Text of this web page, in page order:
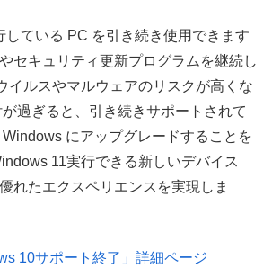
している PC を引き続き使用できます
セキュリティ更新プログラムを継続し
イルスやマルウェアのリスクが高くな
過ぎると、引き続きサポートされて
にアップグレードすることを
11実行できる新しいデバイス
れたエクスペリエンスを実現しま
10サポート終了」詳細ページ